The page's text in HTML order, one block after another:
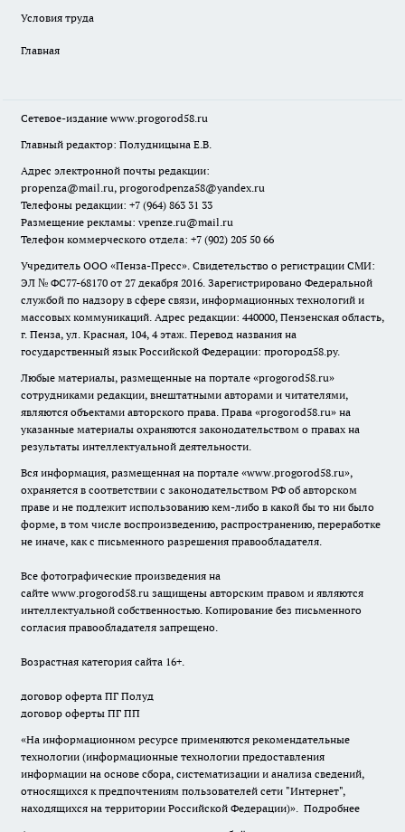
Условия труда
Главная
Сетевое-издание www.progorod58.ru
Главный редактор: Полудницына Е.В.
Адрес электронной почты редакции:
propenza@mail.ru, progorodpenza58@yandex.ru
Телефоны редакции: +7 (964) 863 31 33
Размещение рекламы: vpenze.ru@mail.ru
Телефон коммерческого отдела: +7 (902) 205 50 66
Учредитель ООО «Пенза-Пресс». Свидетельство о регистрации СМИ:
ЭЛ № ФС77-68170 от 27 декабря 2016. Зарегистрировано Федеральной
службой по надзору в сфере связи, информационных технологий и
массовых коммуникаций. Адрес редакции: 440000, Пензенская область,
г. Пенза, ул. Красная, 104, 4 этаж. Перевод названия на
государственный язык Российской Федерации: прогород58.ру.
Любые материалы, размещенные на портале «progorod58.ru»
сотрудниками редакции, внештатными авторами и читателями,
являются объектами авторского права. Права «progorod58.ru» на
указанные материалы охраняются законодательством о правах на
результаты интеллектуальной деятельности.
Вся информация, размещенная на портале «www.progorod58.ru»,
охраняется в соответствии с законодательством РФ об авторском
праве и не подлежит использованию кем-либо в какой бы то ни было
форме, в том числе воспроизведению, распространению, переработке
не иначе, как с письменного разрешения правообладателя.
Все фотографические произведения на
сайте www.progorod58.ru защищены авторским правом и являются
интеллектуальной собственностью. Копирование без письменного
согласия правообладателя запрещено.
Возрастная категория сайта 16+.
договор оферта ПГ Полуд
договор оферты ПГ ПП
«На информационном ресурсе применяются рекомендательные
технологии (информационные технологии предоставления
информации на основе сбора, систематизации и анализа сведений,
относящихся к предпочтениям пользователей сети "Интернет",
находящихся на территории Российской Федерации)». Подробнее